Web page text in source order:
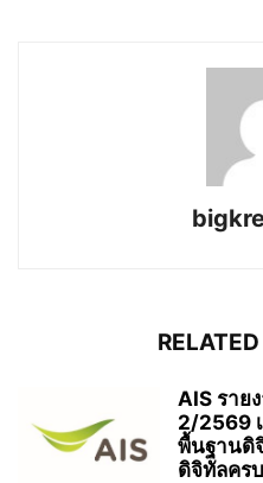
AIS ราย
2/2569
พื้นฐานดิ
ดิจิทัลคร